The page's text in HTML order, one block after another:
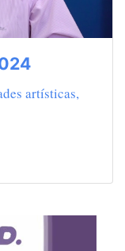
artísticas,